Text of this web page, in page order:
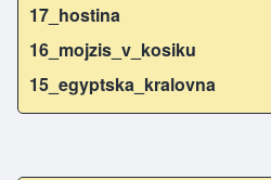
17_hostina
16_mojzis_v_kosiku
15_egyptska_kralovna